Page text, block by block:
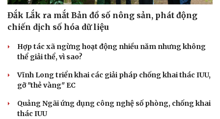
Đắk Lắk ra mắt Bản đồ số nông sản, phát động
chiến dịch số hóa dữ liệu
Hợp tác xã ngừng hoạt động nhiều năm nhưng không
thể giải thể, vì sao?
Vĩnh Long triển khai các giải pháp chống khai thác IUU,
gỡ "thẻ vàng" EC
Quảng Ngãi ứng dụng công nghệ số phòng, chống khai
thác IUU